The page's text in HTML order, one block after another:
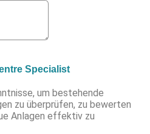
Specialist
um bestehende
zu überprüfen, zu bewerten
Anlagen effektiv zu